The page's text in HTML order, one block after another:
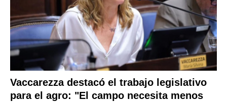
Vaccarezza destacó el trabajo legislativo
para el agro: "El campo necesita menos